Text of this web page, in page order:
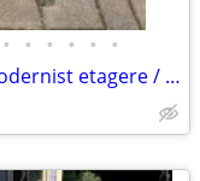
• • • • • •
Vintage Tubular Chrome & Glass Modernist etagere / shelf A175